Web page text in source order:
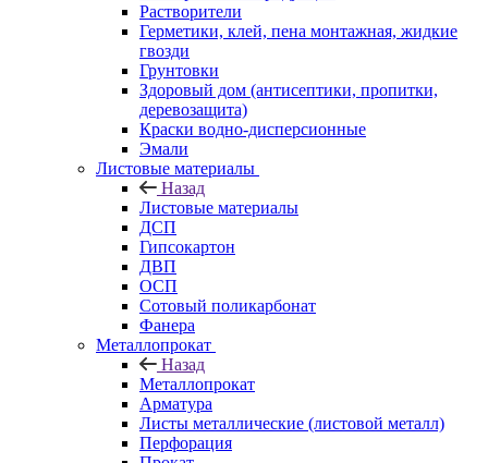
Растворители
Герметики, клей, пена монтажная, жидкие
гвозди
Грунтовки
Здоровый дом (антисептики, пропитки,
деревозащита)
Краски водно-дисперсионные
Эмали
Листовые материалы
Назад
Листовые материалы
ДСП
Гипсокартон
ДВП
ОСП
Сотовый поликарбонат
Фанера
Металлопрокат
Назад
Металлопрокат
Арматура
Листы металлические (листовой металл)
Перфорация